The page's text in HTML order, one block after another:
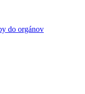
do orgánov